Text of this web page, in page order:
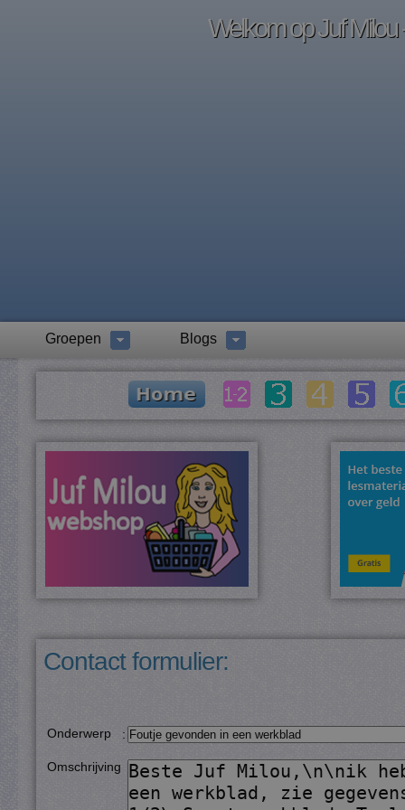
Welkom op Juf Milou
Groepen Blogs
Contact formulier:
Onderwerp :
Omschrijving